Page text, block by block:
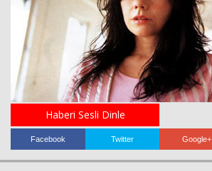
Haberi Sesli Dinle
Facebook Twitter Google+